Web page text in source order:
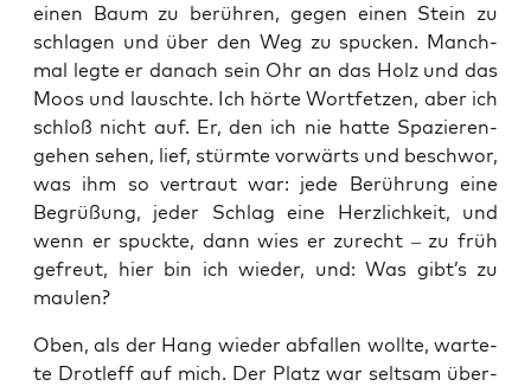
einen Baum zu berüh­ren, gegen einen Stein zu
schla­gen und über den Weg zu spu­cken. Manch­
mal leg­te er danach sein Ohr an das Holz und das
Moos und lausch­te. Ich hör­te Wort­fet­zen, aber ich
schloß nicht auf. Er, den ich nie hat­te Spa­zie­ren­
ge­hen sehen, lief, stürm­te vor­wärts und beschwor,
was ihm so ver­traut war: jede Berüh­rung eine
Begrü­ßung, jeder Schlag eine Herz­lich­keit, und
wenn er spuck­te, dann wies er zurecht – zu früh
gefreut, hier bin ich wie­der, und: Was gibt’s zu
maulen?
Oben, als der Hang wie­der abfal­len woll­te, war­te­
te Drotl­eff auf mich. Der Platz war selt­sam über­